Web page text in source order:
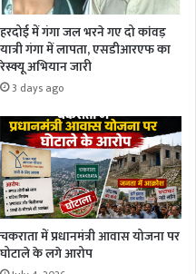
हरदोई में गंगा जल भरने गए दो कांवड़
यात्री गंगा में लापता, एसडीआरएफ का
रेस्क्यू अभियान जारी
3 days ago
चकराता में प्रधानमंत्री आवास योजना पर
घोटाले के लगे आरोप